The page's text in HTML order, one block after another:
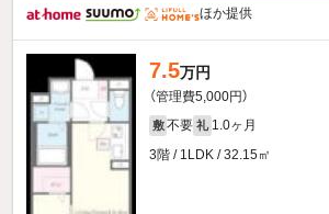
ほか提供
7.5万円
（管理費5,000円）
敷 不要 礼 1.0ヶ月
3階 / 1LDK / 32.15㎡